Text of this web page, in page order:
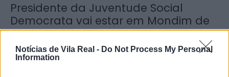
Notícias de Vila Real - Do Not Process My Personal
Information
Presidente da Juventude Social
Democrata vai estar em Mondim de
Basto
22 de Março, 2025